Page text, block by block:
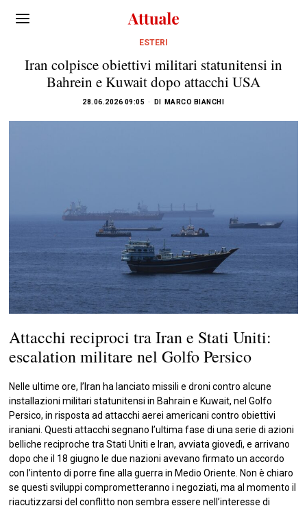
ESTERI
Iran colpisce obiettivi militari statunitensi in
Bahrein e Kuwait dopo attacchi USA
28.06.2026 09:05 DI MARCO BIANCHI
Attacchi reciproci tra Iran e Stati Uniti:
escalation militare nel Golfo Persico
Nelle ultime ore, l’Iran ha lanciato missili e droni contro alcune
installazioni militari statunitensi in Bahrain e Kuwait, nel Golfo
Persico, in risposta ad attacchi aerei americani contro obiettivi
iraniani. Questi attacchi segnano l’ultima fase di una serie di azioni
belliche reciproche tra Stati Uniti e Iran, avviata giovedì, e arrivano
dopo che il 18 giugno le due nazioni avevano firmato un accordo
con l’intento di porre fine alla guerra in Medio Oriente. Non è chiaro
se questi sviluppi comprometteranno i negoziati, ma al momento il
riacutizzarsi del conflitto non sembra essere nell’interesse di